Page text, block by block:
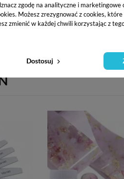
zgodę na analityczne i marketingowe
Możesz zrezygnować z cookies,
zmienić w każdej chwili korzystając z
Dostosuj